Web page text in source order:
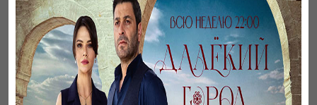
Черная любовь